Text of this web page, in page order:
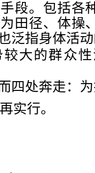
段。包括各
田径、体操
泛指身体活
大的群众
四处奔走：
实行。